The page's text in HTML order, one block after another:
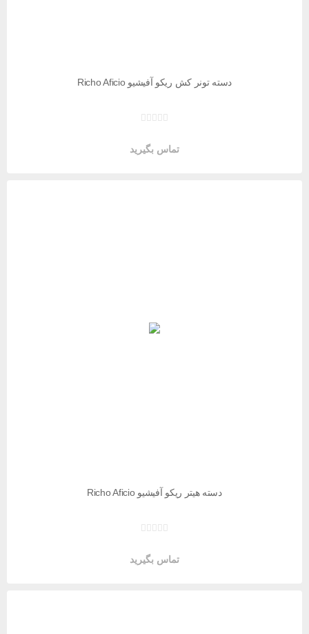
دسته تونر کش ریکو آفیشیو Richo Aficio
تماس بگیرید
دسته هیتر ریکو آفیشیو Richo Aficio
تماس بگیرید